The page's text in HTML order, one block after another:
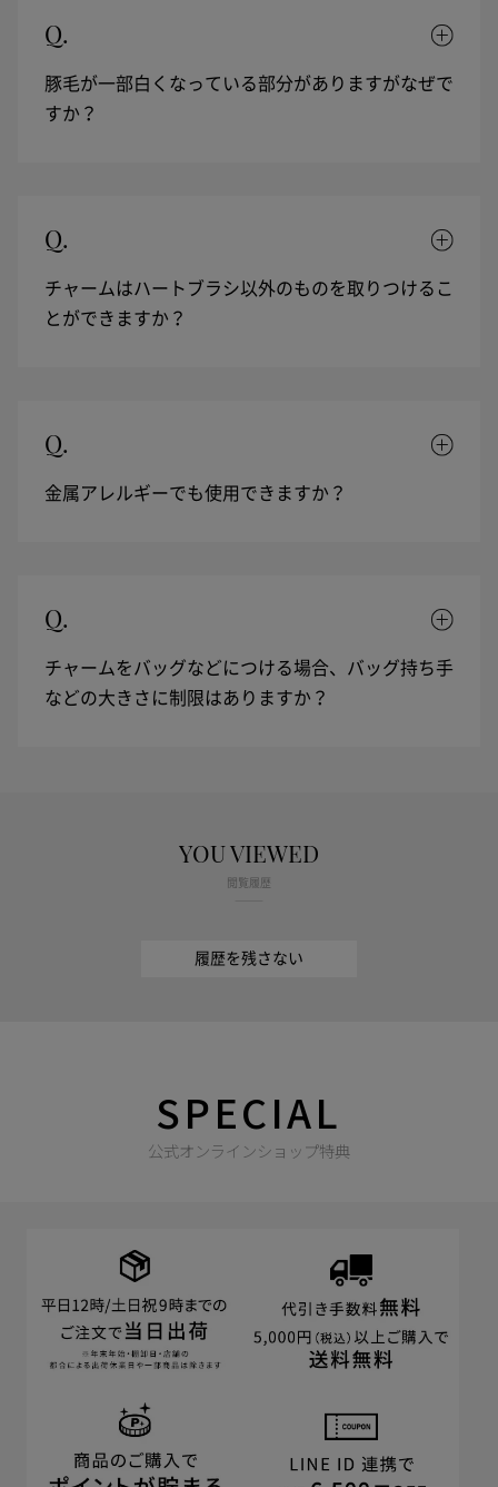
Q.
豚毛が一部白くなっている部分がありますがなぜで
すか？
Q.
チャームはハートブラシ以外のものを取りつけるこ
とができますか？
Q.
金属アレルギーでも使用できますか？
Q.
チャームをバッグなどにつける場合、バッグ持ち手
などの大きさに制限はありますか？
YOU VIEWED
閲覧履歴
履歴を残さない
SPECIAL
公式オンラインショップ特典